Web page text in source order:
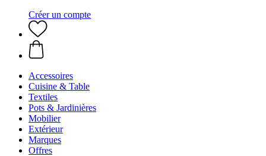
Créer un compte
Accessoires
Cuisine & Table
Textiles
Pots & Jardinières
Mobilier
Extérieur
Marques
Offres